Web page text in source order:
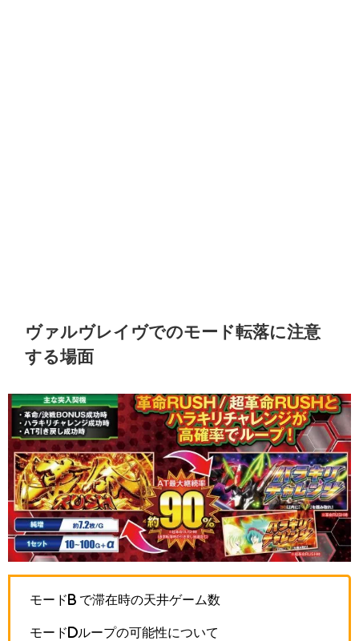
ヴァルヴレイヴでのモード転落に注意
する場面
モードb で滞在時の天井ゲーム数
モードdループの可能性について